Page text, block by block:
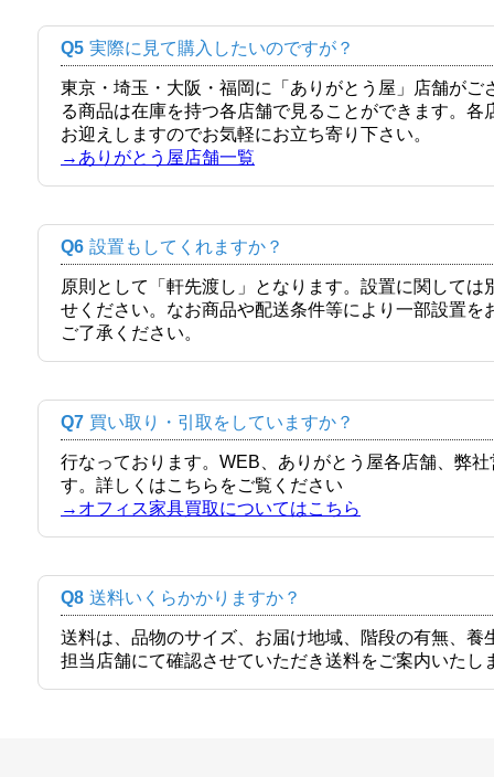
Q5 実際に見て購入したいのですが？
東京・埼玉・大阪・福岡に「ありがとう屋」店舗が
る商品は在庫を持つ各店舗で見ることができます。
お迎えしますのでお気軽にお立ち寄り下さい。
→ありがとう屋店舗一覧
Q6 設置もしてくれますか？
原則として「軒先渡し」となります。設置に関して
せください。なお商品や配送条件等により一部設置
ご了承ください。
Q7 買い取り・引取をしていますか？
行なっております。WEB、ありがとう屋各店舗、弊
す。詳しくはこちらをご覧ください
→オフィス家具買取についてはこちら
Q8 送料いくらかかりますか？
送料は、品物のサイズ、お届け地域、階段の有無、
担当店舗にて確認させていただき送料をご案内いたし